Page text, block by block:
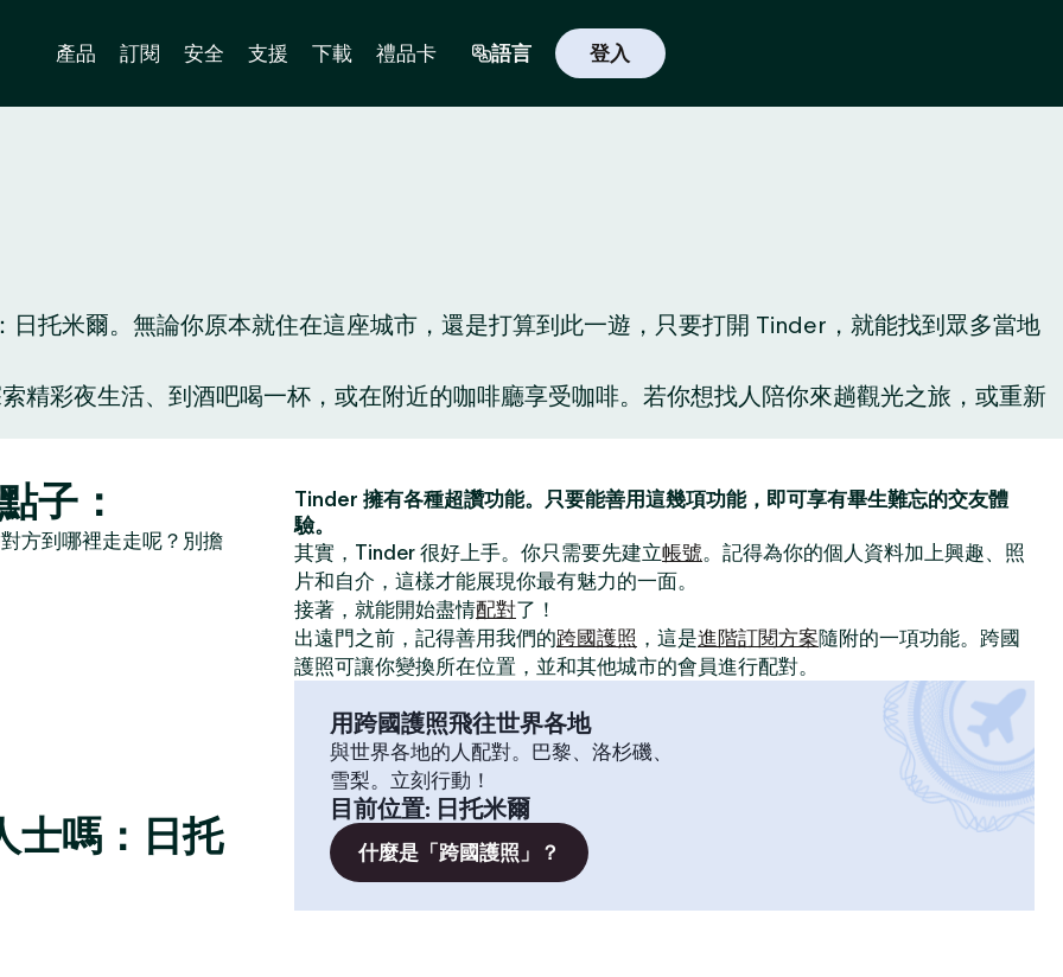
產品 訂閱 安全 支援 下載 禮品卡 語言 登入
托米爾。無論你原本就住在這座城市，還是打算到此一遊，只要打開 Tinder，就能找到眾多當地
精彩夜生活、到酒吧喝一杯，或在附近的咖啡廳享受咖啡。若你想找人陪你來趟觀光之旅，或重新
子：
方到哪裡走走呢？別擔
士嗎：日托
Tinder 擁有各種超讚功能。只要能善用這幾項功能，即可享有畢生難忘的交友體
驗。
其實，Tinder 很好上手。你只需要先建立帳號。記得為你的個人資料加上興趣、照
片和自介，這樣才能展現你最有魅力的一面。
接著，就能開始盡情配對了！
出遠門之前，記得善用我們的跨國護照 ，這是進階訂閱方案隨附的一項功能。跨國
護照可讓你變換所在位置，並和其他城市的會員進行配對。
用跨國護照飛往世界各地
與世界各地的人配對。巴黎、洛杉磯、
雪梨。立刻行動！
目前位置: 日托米爾
什麼是「跨國護照」？